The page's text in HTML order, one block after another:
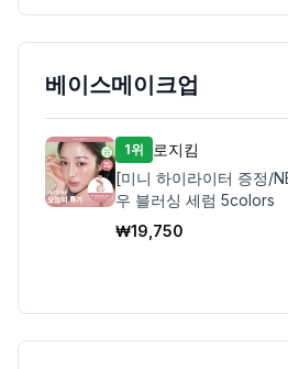
베이스메이크업
1위
로지킴
[미니 하이라이터 증정/
우 블러싱 세럼 5colors
₩19,750